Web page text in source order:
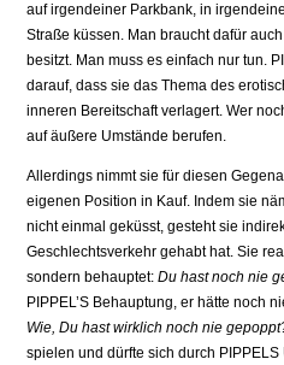
auf irgendeiner Parkbank, in
Straße küssen. Man braucht dafür
besitzt. Man muss es einfach nur tun.
darauf, dass sie das Thema des
inneren Bereitschaft verlagert. Wer
auf äußere Umstände berufen.
Allerdings nimmt sie für diesen
eigenen Position in Kauf. Indem sie
nicht einmal geküsst, gesteht sie
Geschlechtsverkehr gehabt hat. Sie
sondern behauptet: Du hast noch nie
PIPPEL’S Behauptung, er hätte noch
Wie, Du hast wirklich noch nie
spielen und dürfte sich durch